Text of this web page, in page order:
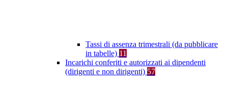
Tassi di assenza trimestrali (da pubblicare
in tabelle) 11
Incarichi conferiti e autorizzati ai dipendenti
(dirigenti e non dirigenti) 57